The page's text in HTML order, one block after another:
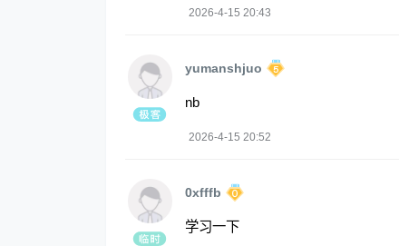
2026-4-15 20:43
yumanshjuo
nb
2026-4-15 20:52
0xfffb
学习一下